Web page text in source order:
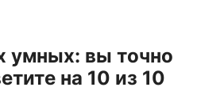
умных: вы точно
на 10 из 10